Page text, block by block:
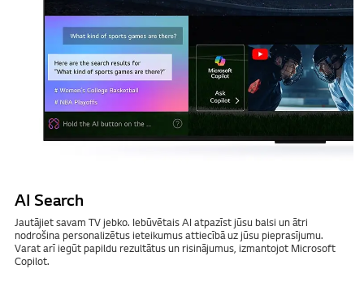
AI Search
Jautājiet savam TV jebko. Iebūvētais AI atpazīst jūsu balsi un ātri
nodrošina personalizētus ieteikumus attiecībā uz jūsu pieprasījumu.
Varat arī iegūt papildu rezultātus un risinājumus, izmantojot Microsoft
Copilot.